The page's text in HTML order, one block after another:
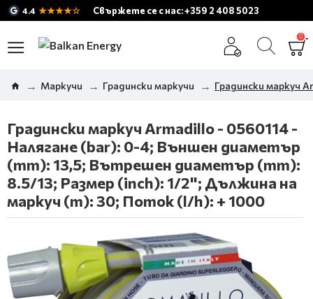
4.4 ★★★★☆ Свържете се с нас: +359 2 408 5023
0
Маркучи Градински маркучи Градински маркуч
Градински маркуч Armadillo - 0560114 -
Налягане (bar): 0-4; Външен диаметър
(mm): 13,5; Вътрешен диаметър (mm):
8.5/13; Размер (inch): 1/2"; Дължина на
маркуч (m): 30; Поток (l/h): + 1000